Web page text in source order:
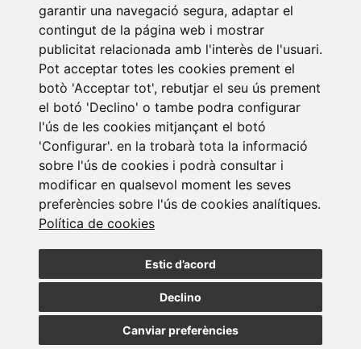
garantir una navegació segura, adaptar el
contingut de la página web i mostrar
publicitat relacionada amb l'interès de l'usuari.
Pot acceptar totes les cookies prement el
botò 'Acceptar tot', rebutjar el seu ús prement
el botó 'Declino' o tambe podra configurar
l'ús de les cookies mitjançant el botó
'Configurar'. en la trobarà tota la informació
sobre l'ús de cookies i podrà consultar i
modificar en qualsevol moment les seves
preferències sobre l'ús de cookies analítiques.
Política de cookies
Estic d’acord
Declino
Canviar preferències
tractament, mitjançant escrit dirigit al Delegat de Protecció de
Dades a l'adreça de correu electrònic privacidad@grupolener.es
acreditant la teva identitat.
Així mateix, tens dret a presentar una reclamació davant una
autoritat de control competent. A Espanya, l'autoritat és l'Agència
Espanyola de Protecció de Dades (www.aepd.es).
Canvis en la política de cookies
Aquesta Política de Cookies podria ser modificada en funció de
les exigències legislatives, reglamentàries, o amb la finalitat
d'adaptar aquesta política a les instruccions dictades per
l'Agència Espanyola de Protecció de Dades. Per això, s'aconsella
canvis significatius en aquesta Política de Cookies, es
comunicaran als usuaris bé mitjançant aquesta Pàgina Web o a